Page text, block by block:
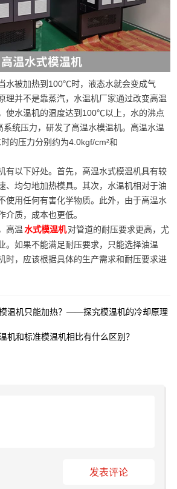
水被加热到100℃时，液态水就会变成气
理并不是靠蒸汽，水温机厂家通过改变高温
使水温机的温度达到100℃以上，水的沸点
统压力，研发了高温水模温机。高温水温
的压力分别约为4.0kgf/cm²和
有以下好处。首先，高温水式模温机具有较
、均匀地加热模具。其次，水温机相对于油
使用任何有害化学物质。此外，由于高温水
介质，成本也更低。
高温 水式模温机对管道的耐压要求更高，尤
。如果不能满足耐压要求，只能选择油温
时，应该根据具体的生产需求和耐压要求进
温机只能加热？——探究模温机的冷却原理
机和标准模温机相比有什么区别？
发表评论